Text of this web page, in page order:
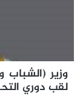
دوري
التحدي
الآسيوي
وزير
لقب دوري